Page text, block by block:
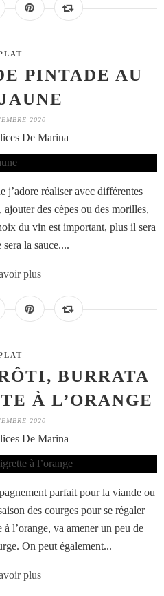
PINTADE AU
2020
De Marina
j’adore réaliser avec différentes
des cèpes ou des morilles,
du vin est important, plus il sera
la sauce....
plus
BURRATA
À L’ORANGE
2020
De Marina
parfait pour la viande ou
des courges pour se régaler
l’orange, va amener un peu de
On peut également...
plus